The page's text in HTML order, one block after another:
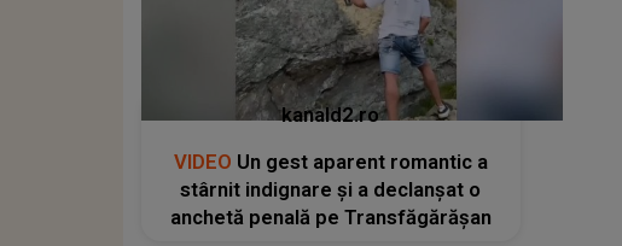
kanald2.ro
VIDEO Un gest aparent romantic a
stârnit indignare și a declanșat o
anchetă penală pe Transfăgărășan